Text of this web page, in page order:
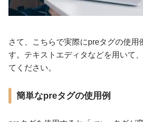
さて、こちらで実際にpreタグの使用
す。テキストエディタなどを用いて
てください。
簡単なpreタグの使用例